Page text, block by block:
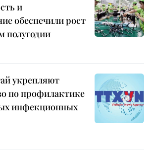
и
обеспечили рост
полугодии
укрепляют
по профилактике
инфекционных